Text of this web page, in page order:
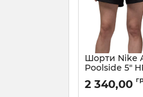
Шорти Nike
Poolside 5"
Артикул:
2 340,00